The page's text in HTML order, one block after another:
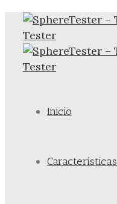
Inicio
Características